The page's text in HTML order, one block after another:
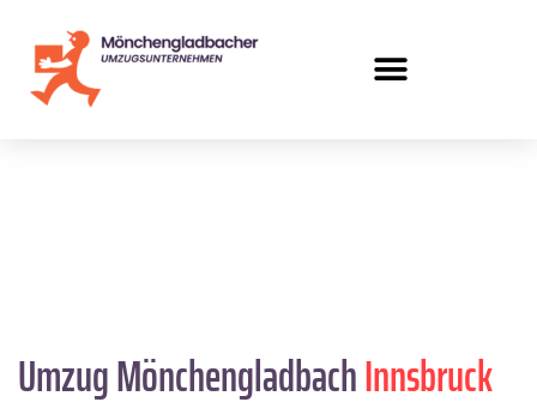
Umzug MönchengladbachInnsbruck